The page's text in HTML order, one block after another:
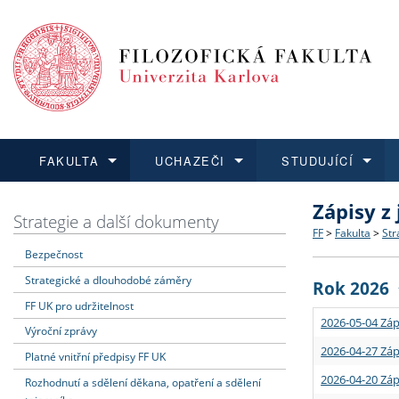
FAKULTA
Dozvědět se více
Struktura
Strategie
Podpora
UCHAZEČI
Podat přihlášku
Co
Učitelské
STUDUJÍCÍ
Dozvědět se více
Rigorózní
Dozvědět se více
O vědě a
Granty a
Dozvědět se více
Aktuální
Strategie a další dokumenty
Bezpečnost
Strategické a dlouhodobé záměry
FF UK pro udržitelnost
Výroční zprávy
Platné vnitřní předpisy FF UK
Rozhodnutí a sdělení děkana, opatření a sdělení
Zápisy
FF > Fakulta >
Rok 2026
2026-05-04
2026-04-27
2026-04-20